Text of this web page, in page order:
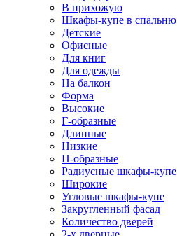
В прихожую
Шкафы-купе в спальню
Детские
Офисные
Для книг
Для одежды
На балкон
Форма
Высокие
Г-образные
Длинные
Низкие
П-образные
Радиусные шкафы-купе
Широкие
Угловые шкафы-купе
Закругленный фасад
Количество дверей